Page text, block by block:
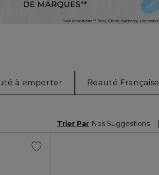
à emporter Beauté Française
Trier Par Nos Suggestions